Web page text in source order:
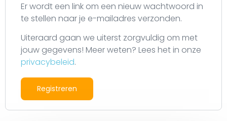
Er wordt een link om een nieuw wachtwoord in
te stellen naar je e-mailadres verzonden.
Uiteraard gaan we uiterst zorgvuldig om met
jouw gegevens! Meer weten? Lees het in onze
privacybeleid.
Registreren